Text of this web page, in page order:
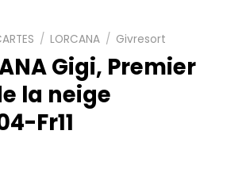
/ LORCANA / Givresort
Gigi, Premier
la neige
Fr11